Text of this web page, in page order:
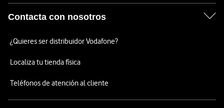
Contacta con nosotros
¿Quieres ser distribuidor Vodafone?
Localiza tu tienda física
Teléfonos de atención al cliente